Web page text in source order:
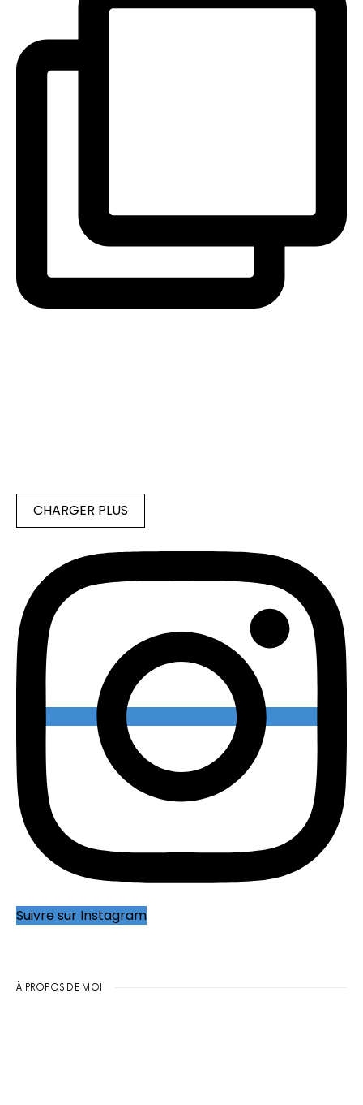
CHARGER PLUS
Suivre sur Instagram
À PROPOS DE MOI